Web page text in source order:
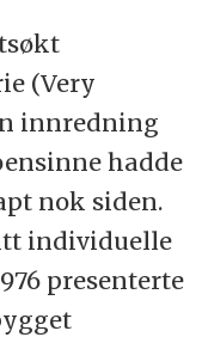
(Very
innredning
hadde
nok siden.
individuelle
presenterte